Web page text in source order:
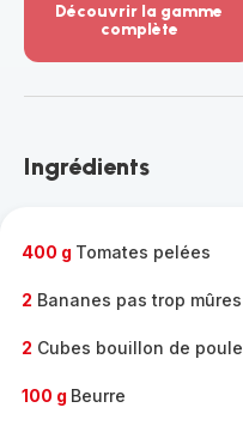
Découvrir la gamme
complète
-
gamme
Ingrédients
400 g Tomates pelées
2 Bananes pas trop mûres
2 Cubes bouillon de poule
100 g Beurre